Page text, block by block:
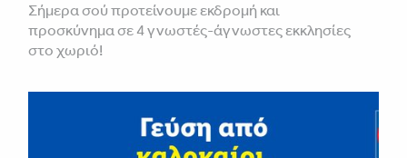
Σήμερα σού προτείνουμε εκδρομή και
προσκύνημα σε 4 γνωστές-άγνωστες εκκλησίες
στο χωριό!